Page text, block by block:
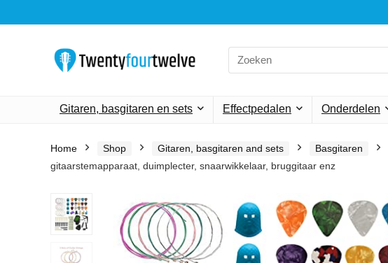
Search
for:
Gitaren, basgitaren en sets Effectpedalen Onderdelen
Home Shop Gitaren, basgitaren and sets Basgitaren
gitaarstemapparaat, duimplecter, snaarwikkelaar, bruggitaar enz